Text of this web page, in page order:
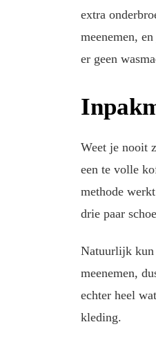
extra
meenemen,
er geen
Weet je nooit
een te volle
methode
drie paar
Natuurlijk kun
meenemen,
echter heel
kleding.